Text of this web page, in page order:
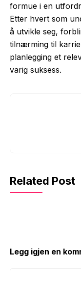
formue i en
Etter hvert som
å utvikle seg,
tilnærming til
planlegging et
varig suksess.
Related Post
Legg igjen en